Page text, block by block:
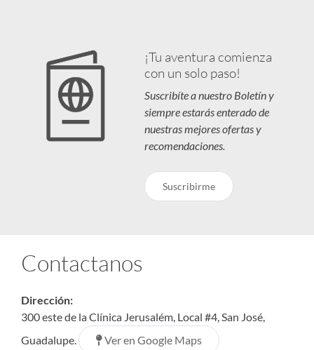
¡Tu aventura comienza
con un solo paso!
Suscribíte a nuestro Boletín y
siempre estarás enterado de
nuestras mejores ofertas y
recomendaciones.
Suscribirme
Contactanos
Dirección:
300 este de la Clínica Jerusalém, Local #4, San José,
Guadalupe.
Ver en Google Maps